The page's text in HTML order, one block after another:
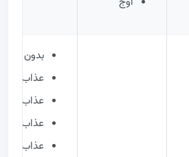
بدون
عذاب
عذاب دوم
عذاب